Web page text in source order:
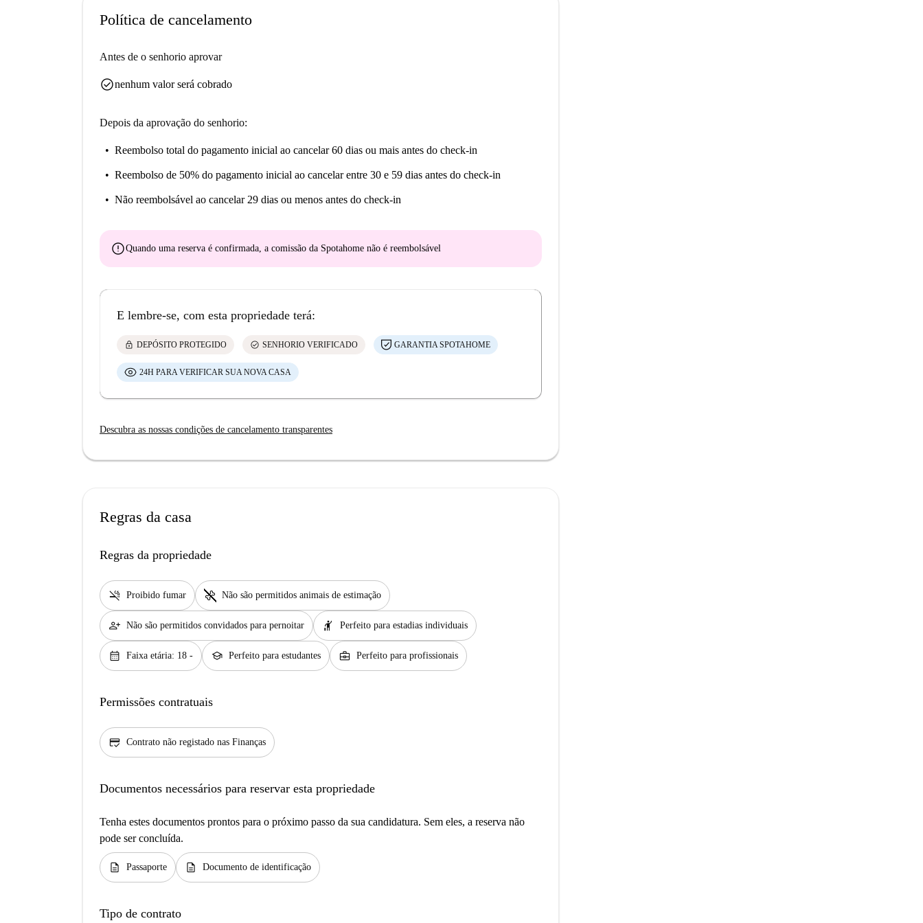
Política de cancelamento
Antes de o senhorio aprovar
check_circlenenhum valor será cobrado
Depois da aprovação do senhorio:
Reembolso total do pagamento inicial ao cancelar 60 dias ou mais antes do check-in
Reembolso de 50% do pagamento inicial ao cancelar entre 30 e 59 dias antes do check-in
Não reembolsável ao cancelar 29 dias ou menos antes do check-in
errorQuando uma reserva é confirmada, a comissão da Spotahome não é reembolsável
E lembre-se, com esta propriedade terá:
lock DEPÓSITO PROTEGIDO check_circle SENHORIO VERIFICADO GARANTIA SPOTAHOME
24H PARA VERIFICAR SUA NOVA CASA
Descubra as nossas condições de cancelamento transparentes
Regras da casa
Regras da propriedade
smoke_free Proibido fumar pet_supplies Não são permitidos animais de estimação
person_add Não são permitidos convidados para pernoitar hail Perfeito para estadias individuais
calendar_month Faixa etária: 18 - school Perfeito para estudantes business_center Perfeito para profissionais
Permissões contratuais
credit_score Contrato não registado nas Finanças
Documentos necessários para reservar esta propriedade
Tenha estes documentos prontos para o próximo passo da sua candidatura. Sem eles, a reserva não
pode ser concluída.
description Passaporte description Documento de identificação
Tipo de contrato